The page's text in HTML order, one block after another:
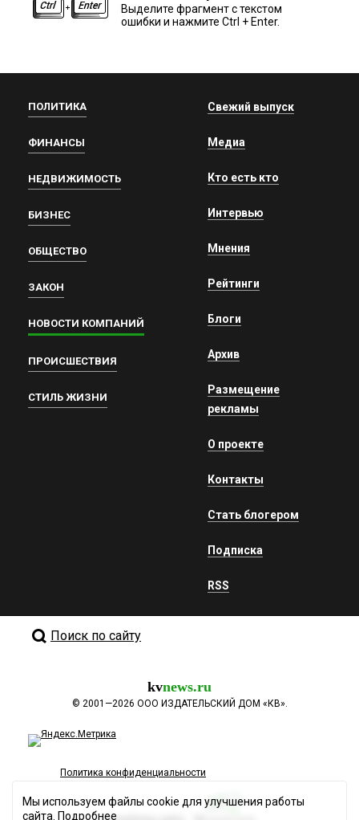
Выделите фрагмент с текстом
ошибки и нажмите Ctrl + Enter.
ПОЛИТИКА
ФИНАНСЫ
НЕДВИЖИМОСТЬ
БИЗНЕС
ОБЩЕСТВО
ЗАКОН
НОВОСТИ КОМПАНИЙ
ПРОИСШЕСТВИЯ
СТИЛЬ ЖИЗНИ
Свежий выпуск
Медиа
Кто есть кто
Интервью
Мнения
Рейтинги
Блоги
Архив
Размещение
рекламы
О проекте
Контакты
Стать блогером
Подписка
RSS
Поиск по сайту
kvnews.ru
© 2001—2026 ООО ИЗДАТЕЛЬСКИЙ ДОМ «КВ».
Политика конфиденциальности
Мы используем файлы cookie для улучшения работы
сайта. Подробнее